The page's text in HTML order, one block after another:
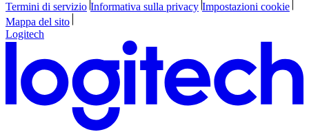
Termini di servizio Informativa sulla privacy Impostazioni cookie
Mappa del sito
Logitech